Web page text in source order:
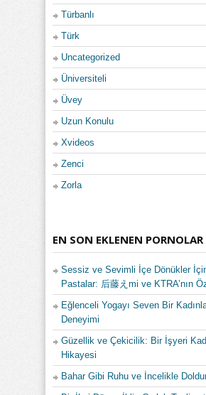
Türbanlı
Türk
Uncategorized
Üniversiteli
Üvey
Uzun Konulu
Xvideos
Zenci
Zorla
EN SON EKLENEN PORNOLAR
Sessiz ve Sevimli İçe Dönükler
Pastalar: 后藤えmi ve KTRA’nın
Eğlenceli Yogayı Seven Bir
Deneyimi
Güzellik ve Çekicilik: Bir İşyeri
Hikayesi
Bahar Gibi Ruhu ve İncelikle